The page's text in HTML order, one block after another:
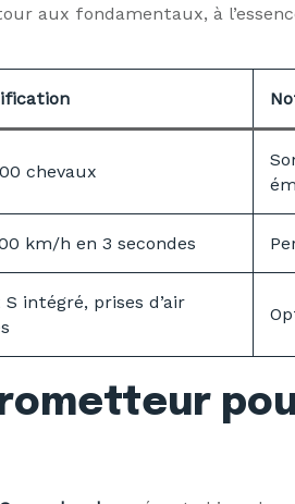
aux fondamentaux, à
chevaux
km/h en 3 secondes
intégré, prises d’air